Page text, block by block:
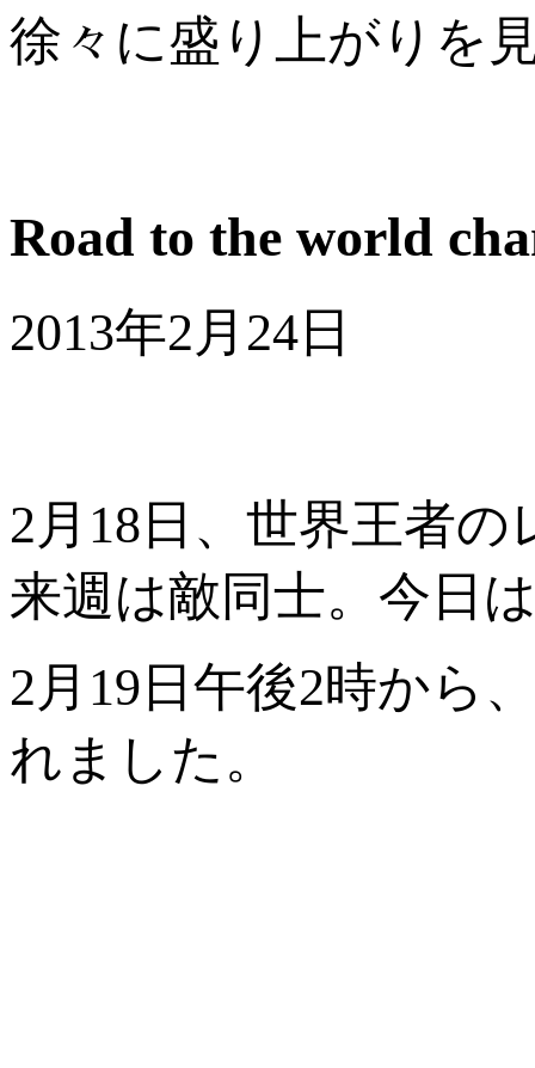
徐々に盛り上がりを
Road to the world
2013年2月24日
2月18日、世界王者
来週は敵同士。今日
2月19日午後2時から
れました。